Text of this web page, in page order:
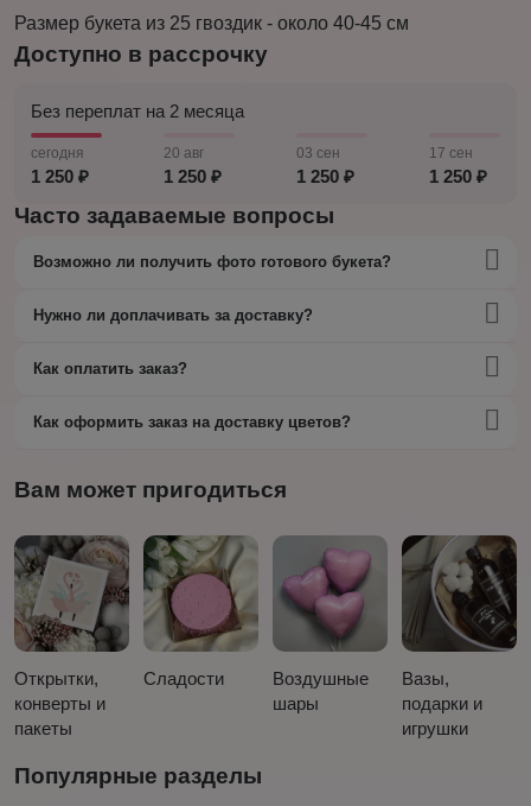
Размер букета из 25 гвоздик - около 40-45 см
Доступно в рассрочку
Без переплат на 2 месяца
сегодня
1 250 ₽
20 авг
1 250 ₽
03 сен
1 250 ₽
17 сен
1 250 ₽
Часто задаваемые вопросы
Возможно ли получить фото готового букета?
Нужно ли доплачивать за доставку?
Как оплатить заказ?
Как оформить заказ на доставку цветов?
Вам может пригодиться
Открытки,
конверты и
пакеты
Сладости
Воздушные
шары
Вазы,
подарки и
игрушки
Популярные разделы